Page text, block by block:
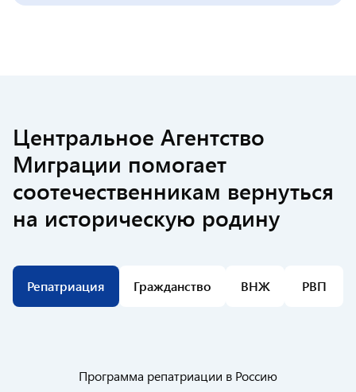
Центральное Агентство
Миграции помогает
соотечественникам вернуться
на историческую родину
Репатриация Гражданство ВНЖ РВП
Программа репатриации в Россию